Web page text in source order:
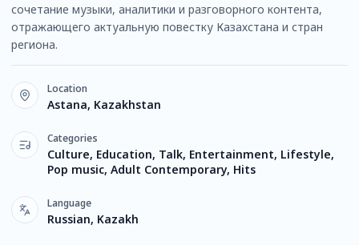
сочетание музыки, аналитики и разговорного контента,
отражающего актуальную повестку Казахстана и стран
региона.
Location
Astana, Kazakhstan
Categories
Culture, Education, Talk, Entertainment, Lifestyle,
Pop music, Adult Contemporary, Hits
Language
Russian, Kazakh